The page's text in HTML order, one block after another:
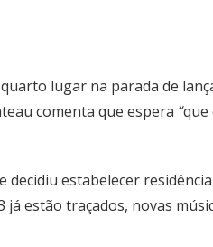
lugar na parada de
comenta que espera “que
decidiu estabelecer
estão traçados, novas